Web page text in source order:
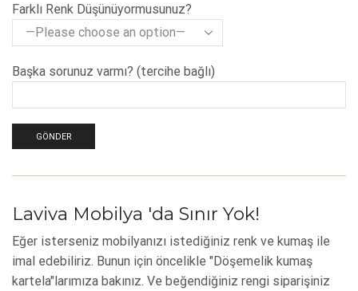
Farklı Renk Düşünüyormusunuz?
Başka sorunuz varmı? (tercihe bağlı)
Laviva Mobilya 'da Sınır Yok!
Eğer isterseniz mobilyanızı istediğiniz renk ve kumaş ile
imal edebiliriz. Bunun için öncelikle "Döşemelik kumaş
kartela"larımıza bakınız. Ve beğendiğiniz rengi siparişiniz